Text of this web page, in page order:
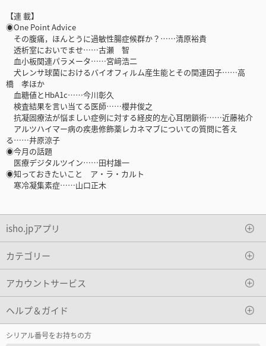
【連 載】
◉One Point Advice
その腹痛，ほんとうに過敏性腸症候群か？……清原裕貴
透析室においでませ……古瀬 智
血小板関連パラメータ……宮﨑浩二
犬レンサ球菌におけるバイオフィルム産生能とその関連因子……高
橋 孝ほか
血糖値とHbA1c……今川彰久
検査結果を言い当てる医師……櫻井俊之
抗凝固療法が悩ましい症例に対する経皮的左心耳閉鎖術……近藤祐介
アルツハイマー病の疾患修飾薬レカネマブについての質問に答え
る……井原涼子
◉今月の話題
医療デジタルツイン……田村雄一
◉知っておきたいこと ア・ラ・カルト
寒冷凝集素症……山口正木
isho.jpアプリ
カテゴリー
アカウントサービス
ヘルプ＆ガイド
シリアル番号をお持ちの方